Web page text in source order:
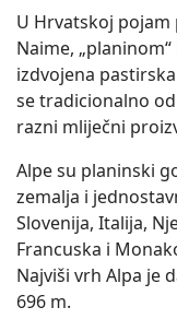
U Hrvatskoj pojam
Naime,
izdvojena
se tradicionalno
razni mliječni
Alpe su planinski
zemalja i
Slovenija, Italija,
Francuska i
Najviši vrh Alpa je
696 m.